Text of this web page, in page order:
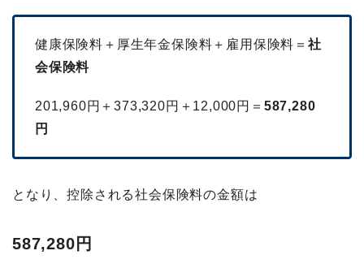
健康保険料＋厚生年金保険料＋雇用保険料＝ 社
会保険料
201,960円＋373,320円＋12,000円＝ 587,280
円
となり、控除される社会保険料の金額は
587,280円